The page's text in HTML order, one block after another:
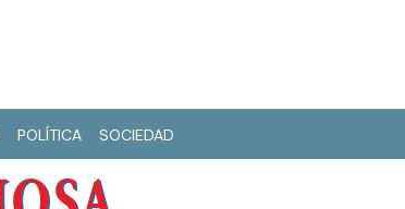
POLÍTICA SOCIEDAD